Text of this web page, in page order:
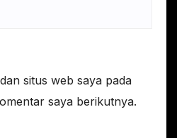
situs web saya pada
saya berikutnya.